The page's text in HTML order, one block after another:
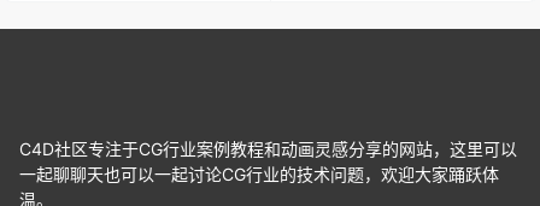
C4D社区专注于CG行业案例教程和动画灵感分享的网站，这里可以
一起聊聊天也可以一起讨论CG行业的技术问题，欢迎大家踊跃体
温。